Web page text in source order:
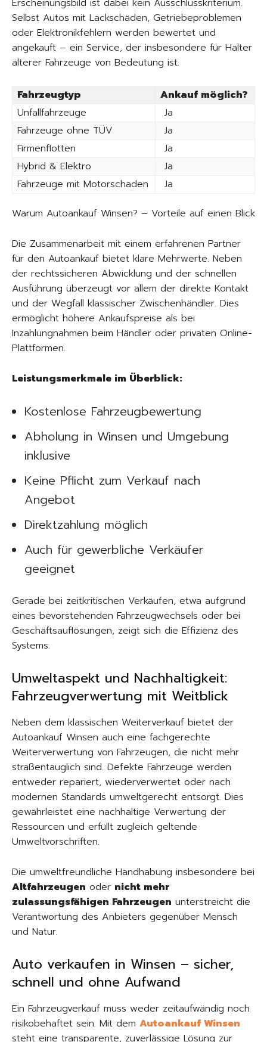
Erscheinungsbild ist dabei kein Ausschlusskriterium.
Selbst Autos mit Lackschäden, Getriebeproblemen
oder Elektronikfehlern werden bewertet und
angekauft – ein Service, der insbesondere für Halter
älterer Fahrzeuge von Bedeutung ist.
Fahrzeugtyp
Ankauf möglich?
Unfallfahrzeuge
Ja
Fahrzeuge ohne TÜV
Ja
Firmenflotten
Ja
Hybrid & Elektro
Ja
Fahrzeuge mit Motorschaden
Ja
Warum Autoankauf Winsen? – Vorteile auf einen Blick
Die Zusammenarbeit mit einem erfahrenen Partner
für den Autoankauf bietet klare Mehrwerte. Neben
der rechtssicheren Abwicklung und der schnellen
Ausführung überzeugt vor allem der direkte Kontakt
und der Wegfall klassischer Zwischenhändler. Dies
ermöglicht höhere Ankaufspreise als bei
Inzahlungnahmen beim Händler oder privaten Online-
Plattformen.
Leistungsmerkmale im Überblick:
Kostenlose Fahrzeugbewertung
Abholung in Winsen und Umgebung
inklusive
Keine Pflicht zum Verkauf nach
Angebot
Direktzahlung möglich
Auch für gewerbliche Verkäufer
geeignet
Gerade bei zeitkritischen Verkäufen, etwa aufgrund
eines bevorstehenden Fahrzeugwechsels oder bei
Geschäftsauflösungen, zeigt sich die Effizienz des
Systems.
Umweltaspekt und Nachhaltigkeit:
Fahrzeugverwertung mit Weitblick
Neben dem klassischen Weiterverkauf bietet der
Autoankauf Winsen auch eine fachgerechte
Weiterverwertung von Fahrzeugen, die nicht mehr
straßentauglich sind. Defekte Fahrzeuge werden
entweder repariert, wiederverwertet oder nach
modernen Standards umweltgerecht entsorgt. Dies
gewährleistet eine nachhaltige Verwertung der
Ressourcen und erfüllt zugleich geltende
Umweltvorschriften.
Die umweltfreundliche Handhabung insbesondere bei
Altfahrzeugen oder nicht mehr
zulassungsfähigen Fahrzeugen unterstreicht die
Verantwortung des Anbieters gegenüber Mensch
und Natur.
Auto verkaufen in Winsen – sicher,
schnell und ohne Aufwand
Ein Fahrzeugverkauf muss weder zeitaufwändig noch
risikobehaftet sein. Mit dem Autoankauf Winsen
steht eine transparente, zuverlässige Lösung zur